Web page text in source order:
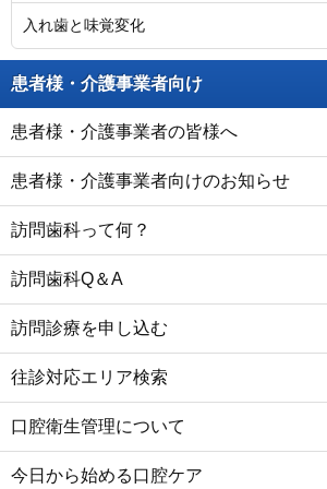
入れ歯と味覚変化
患者様・介護事業者向け
患者様・介護事業者の皆様へ
患者様・介護事業者向けのお知らせ
訪問歯科って何？
訪問歯科Q＆A
訪問診療を申し込む
往診対応エリア検索
口腔衛生管理について
今日から始める口腔ケア